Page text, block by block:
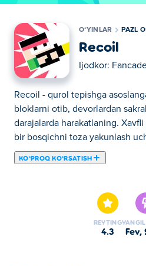
OʻYINLAR PAZL
Recoil
Ijodkor:
Recoil - qurol tepishga
bloklarni otib, devorlardan
darajalarda harakatlaning.
bir bosqichni toza yakunlash
KOʻPROQ KOʻRSATISH
o'ynaysiz va turli xil
viruslarni o'ldirishingiz kerak
olmaysiz, lekin
REYTING
4.3